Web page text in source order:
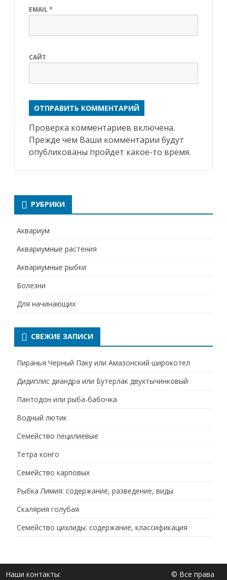
EMAIL*
САЙТ
Проверка комментариев включена.
Прежде чем Ваши комментарии будут
опубликованы пройдет какое-то время.
РУБРИКИ
Аквариум
Аквариумные растения
Аквариумные рыбки
Болезни
Для начинающих
СВЕЖИЕ ЗАПИСИ
Пиранья Черный Паку или Амазонский широкотел
Дидиплис диандра или Бутерлак двухтычинковый
Пантодон или рыба-бабочка
Водный лютик
Семейство пецилиевые
Тетра конго
Семейство карповых
Рыбка Лимия: содержание, разведение, виды
Скалярия голубая
Семейство цихлиды: содержание, классификация
Наши контакты: © Все права